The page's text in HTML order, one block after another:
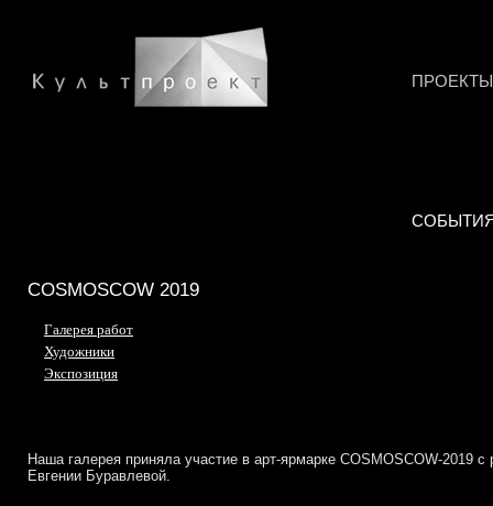
ПРОЕКТЫ
COSMOSCOW 2019
Галерея работ
Художники
Экспозиция
Наша галерея приняла участие в арт-ярмарке COSMOSCOW-2019
Евгении Буравлевой.